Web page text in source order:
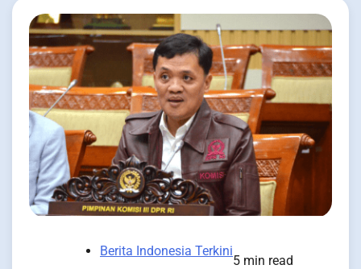
Berita Indonesia Terkini
5 min read